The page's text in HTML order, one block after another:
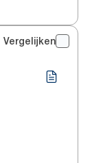
Vergelijken